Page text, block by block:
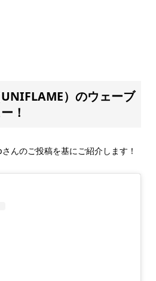
）のウェーブ
！
んのご投稿を基にご紹介します！